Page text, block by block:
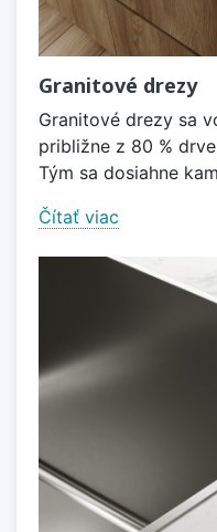
Granitové drezy
Granitové drezy sa
približne z 80 %
Tým sa dosiahne
Čítať viac